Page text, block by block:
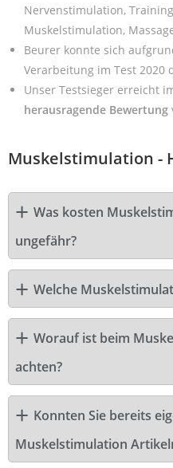
Nervenstimulation,
Muskelstimulation,
Beurer konnte sich
Verarbeitung im Test 2020
Unser Testsieger erreicht
herausragende Bewertung
Muskelstimulation -
Was kosten
ungefähr?
Welche
Worauf ist beim
achten?
Konnten Sie bereits
Muskelstimulation